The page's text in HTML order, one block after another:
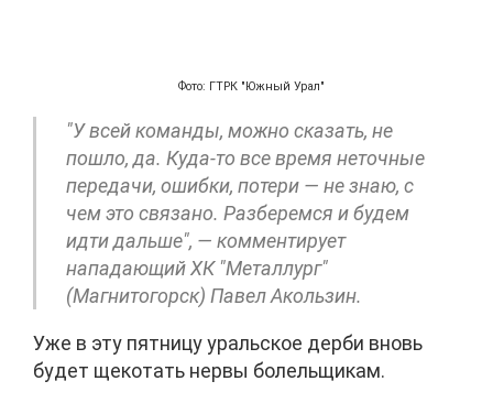
Фото: ГТРК "Южный Урал"
"У всей команды, можно сказать, не
пошло, да. Куда-то все время неточные
передачи, ошибки, потери — не знаю, с
чем это связано. Разберемся и будем
идти дальше", — комментирует
нападающий ХК "Металлург"
(Магнитогорск) Павел Акользин.
Уже в эту пятницу уральское дерби вновь
будет щекотать нервы болельщикам.